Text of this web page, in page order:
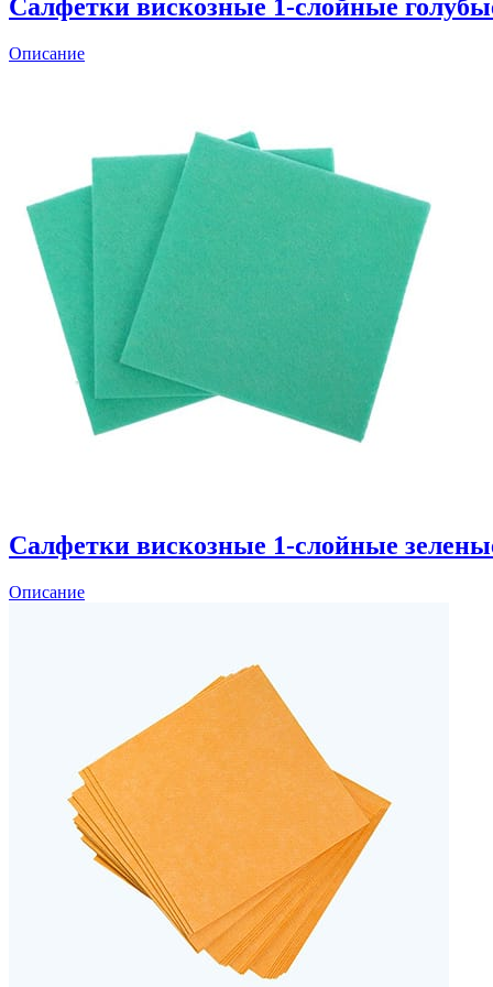
Салфетки вискозные 1-слойные
Описание
Салфетки вискозные 1-слойные
Описание